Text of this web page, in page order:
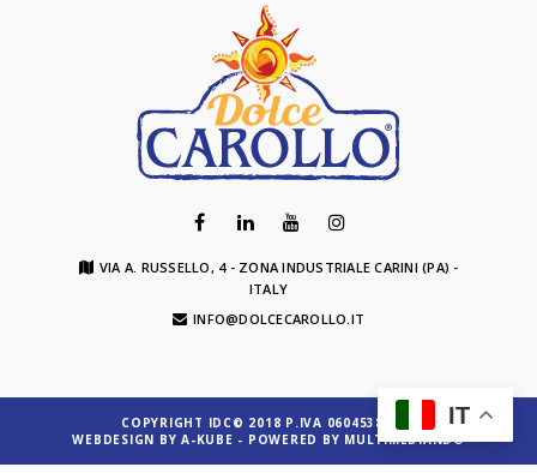
VIA A. RUSSELLO, 4 - ZONA INDUSTRIALE CARINI (PA) -
ITALY
INFO@DOLCECAROLLO.IT
COPYRIGHT IDC© 2018 P.IVA 06045380828
WEBDESIGN BY A-KUBE - POWERED BY MULTIMEDIANDO
IT